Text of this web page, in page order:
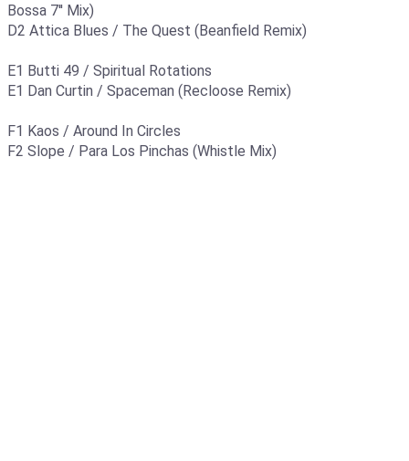
Bossa 7'' Mix)
D2 Attica Blues / The Quest (Beanfield Remix)
E1 Butti 49 / Spiritual Rotations
E1 Dan Curtin / Spaceman (Recloose Remix)
F1 Kaos / Around In Circles
F2 Slope / Para Los Pinchas (Whistle Mix)